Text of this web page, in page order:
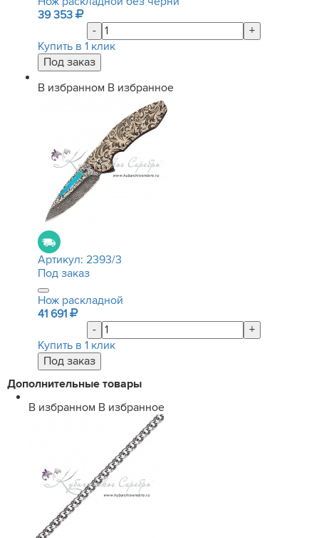
39 353
-
+
Купить в 1 клик
В избранном В избранное
Артикул: 2393/3
Под заказ
Нож раскладной
41 691
-
+
Купить в 1 клик
Дополнительные товары
В избранном В избранное